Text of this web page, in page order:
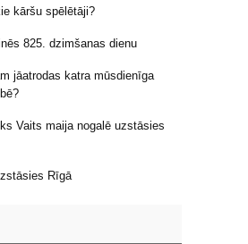
kāršu spēlētāji?
825. dzimšanas dienu
jāatrodas katra mūsdienīga
Vaits maija nogalē uzstāsies
Rīgā